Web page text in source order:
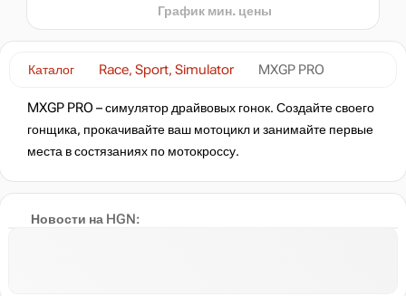
Новости на HGN:
Каталог Race, Sport, Simulator MXGP PRO
MXGP PRO – симулятор драйвовых гонок. Создайте своего
гонщика, прокачивайте ваш мотоцикл и занимайте первые
места в состязаниях по мотокроссу.
нет в наличии
нет в наличии
График мин. цены